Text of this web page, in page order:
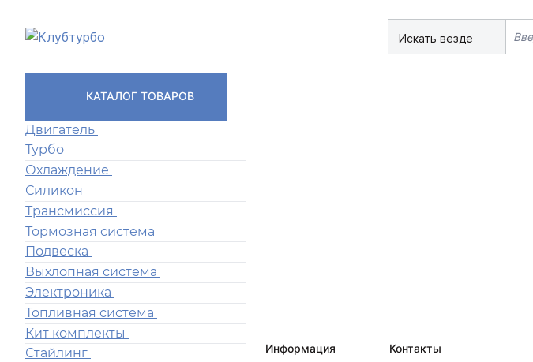
Искать везде
КАТАЛОГ ТОВАРОВ
Двигатель
Турбо
Охлаждение
Силикон
Трансмиссия
Тормозная система
Подвеска
Выхлопная система
Электроника
Топливная система
Кит комплекты
Стайлинг
Информация Контакты